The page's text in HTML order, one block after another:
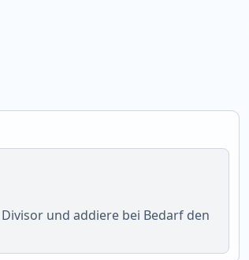
und addiere bei Bedarf den